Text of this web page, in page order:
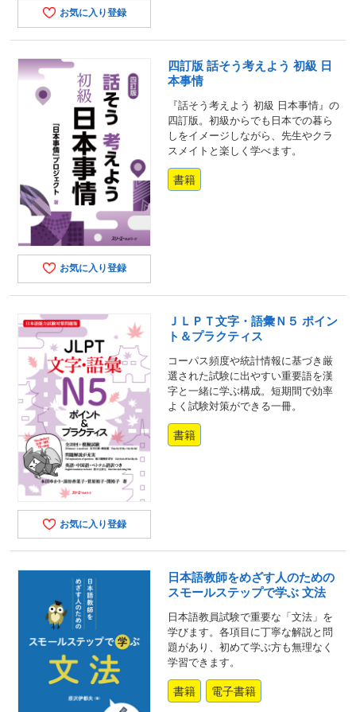
お気に入り登録
お気に入り登録
四訂版 話そう考えよう 初級 日
本事情
『話そう考えよう 初級 日本事情』の
四訂版。初級からでも日本での暮ら
しをイメージしながら、先生やクラ
スメイトと楽しく学べます。
書籍
お気に入り登録
ＪＬＰＴ文字・語彙Ｎ５ ポイン
ト＆プラクティス
コーパス頻度や統計情報に基づき厳
選された試験に出やすい重要語を漢
字と一緒に学ぶ構成。短期間で効率
よく試験対策ができる一冊。
書籍
日本語教師をめざす人のための
スモールステップで学ぶ 文法
日本語教員試験で重要な「文法」を
学びます。各項目に丁寧な解説と問
題があり、初めて学ぶ方も無理なく
学習できます。
書籍 電子書籍